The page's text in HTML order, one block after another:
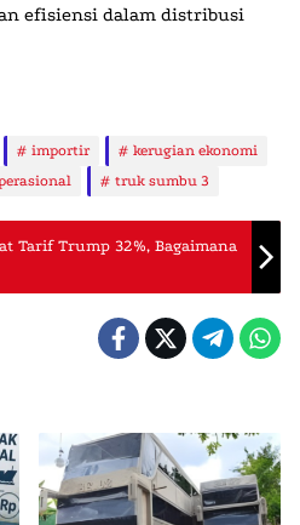
efisiensi dalam distribusi
importir
kerugian ekonomi
truk sumbu 3
Tarif Trump 32%, Bagaimana